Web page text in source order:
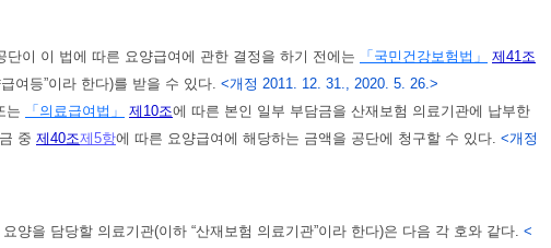
이 이 법에 따른 요양급여에 관한 결정을 하기 전에는 「국민건강보험법」
제41조
여등”이라 한다)를 받을 수 있다. <개정 2011. 12. 31., 2020. 5. 26.>
는 「의료급여법」 제10조에 따른 본인 일부 부담금을 산재보험 의료기관에 납부한
중 제40조제5항에 따른 요양급여에 해당하는 금액을 공단에 청구할 수 있다. <개정
양을 담당할 의료기관(이하 “산재보험 의료기관”이라 한다)은 다음 각 호와 같다. <